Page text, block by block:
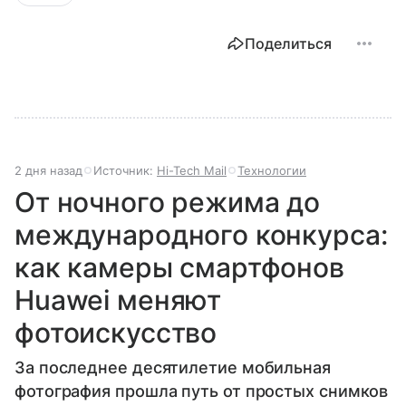
Поделиться
2 дня назад Источник: Hi-Tech Mail Технологии
От ночного режима до
международного конкурса:
как камеры смартфонов
Huawei меняют
фотоискусство
За последнее десятилетие мобильная
фотография прошла путь от простых снимков